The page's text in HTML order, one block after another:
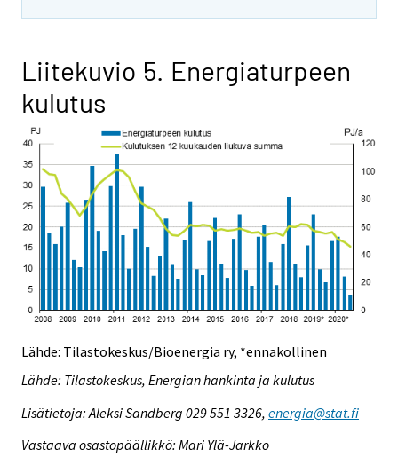
Liitekuvio 5. Energiaturpeen
kulutus
Lähde: Tilastokeskus/Bioenergia ry, *ennakollinen
Lähde: Tilastokeskus, Energian hankinta ja kulutus
Lisätietoja: Aleksi Sandberg 029 551 3326, energia@stat.fi
Vastaava osastopäällikkö: Mari Ylä-Jarkko